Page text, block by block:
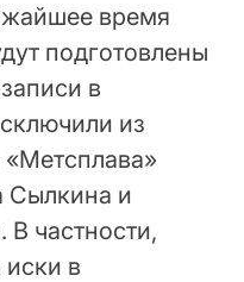
время
подготовлены
в
из
«Метсплава»
Сылкина и
частности,
иски в